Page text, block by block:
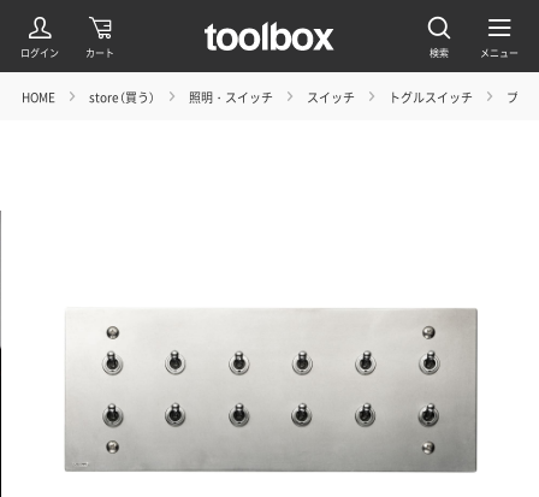
HOME store（買う） 照明・スイッチ スイッチ トグルスイッチ プレ